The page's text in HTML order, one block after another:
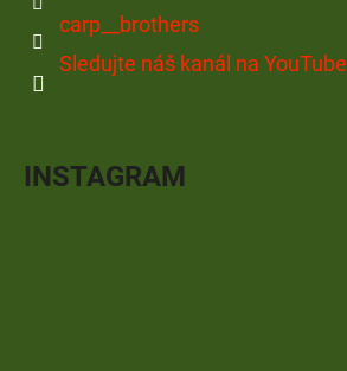
carp__brothers
Sledujte náš kanál na YouTube
INSTAGRAM